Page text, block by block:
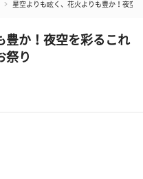
星空よりも眩く、花火よりも豊か！夜空
豊か！夜空を彩るこれ
祭り